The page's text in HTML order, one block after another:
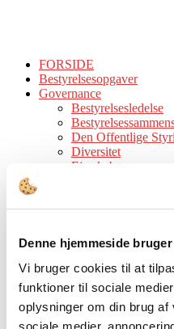
Denne hjemmeside
Vi bruger cookies til at
funktioner til sociale
oplysninger om din brug
FORSIDE
Bestyrelsesopgaver
Governance
Bestyrelsesledelse
Den Offentlige
Diversitet
Ejerskab
Honorering
Værktøjer
Bestyrelsesværktøjer
Juridisk
Tips & Guidelines
Analyser
Cases